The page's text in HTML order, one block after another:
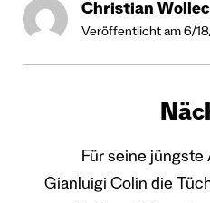
Christian
Veröffentlicht am 6/
Für seine
Gianluigi Colin die